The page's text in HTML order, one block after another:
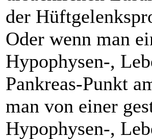
der
Oder wenn man
Hypophysen-,
Pankreas-Punkt
man von einer
Hypophysen-,